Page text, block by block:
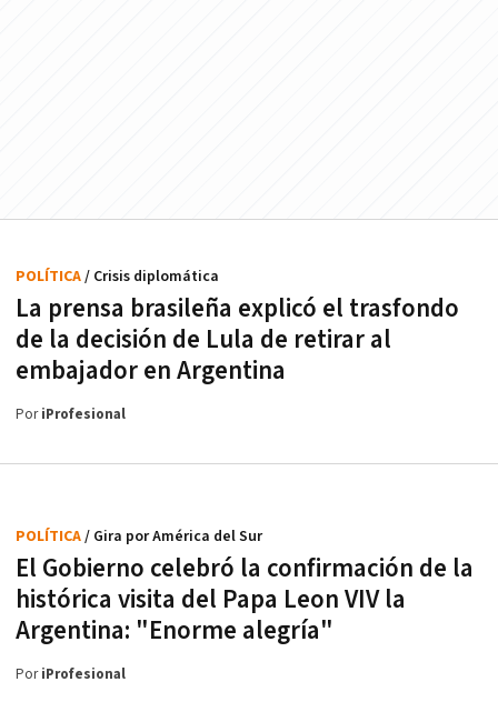
La prensa brasileña explicó el trasfondo
de la decisión de Lula de retirar al
embajador en Argentina
POLÍTICA/ Crisis diplomática
PoriProfesional
El Gobierno celebró la confirmación de la
histórica visita del Papa Leon VIV la
Argentina: "Enorme alegría"
POLÍTICA/ Gira por América del Sur
PoriProfesional